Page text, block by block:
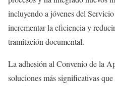
incluyendo a jóvenes del
incrementar la eficiencia y
tramitación documental.
La adhesión al Convenio de la
soluciones más significativas